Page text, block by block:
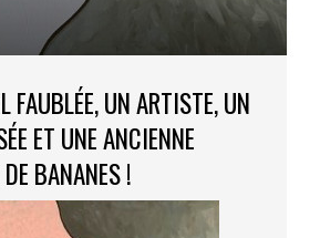
FAUBLÉE, UN ARTISTE, UN
ET UNE ANCIENNE
BANANES !